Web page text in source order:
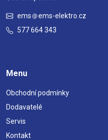
ems
ems-elektro.cz
577 664 343
Menu
Obchodní podmínky
Dodavatelé
Servis
Kontakt